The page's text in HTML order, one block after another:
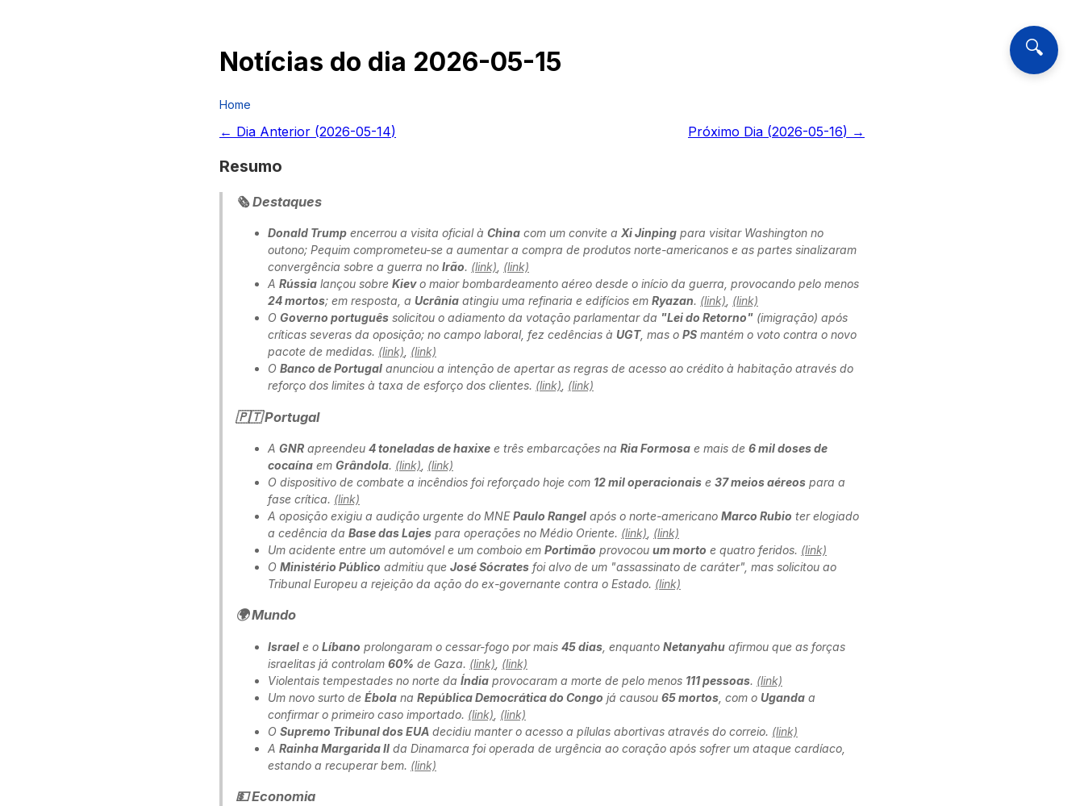
🔍
Notícias do dia 2026-05-15
Home
← Dia Anterior (2026-05-14) Próximo Dia (2026-05-16) →
Resumo
🗞️ Destaques
Donald Trump encerrou a visita oficial à China com um convite a Xi Jinping para visitar Washington no
outono; Pequim comprometeu-se a aumentar a compra de produtos norte-americanos e as partes sinalizaram
convergência sobre a guerra no Irão. (link) (link)
A Rússia lançou sobre Kievo maior bombardeamento aéreo desde o início da guerra, provocando pelo menos
24 mortos; em resposta, a Ucrânia atingiu uma refinaria e edifícios em Ryazan. (link) (link)
O Governo português solicitou o adiamento da votação parlamentar da "Lei do Retorno" (imigração) após
críticas severas da oposição; no campo laboral, fez cedências à UGT, mas o PS mantém o voto contra o novo
pacote de medidas. (link) (link)
O Banco de Portugal anunciou a intenção de apertar as regras de acesso ao crédito à habitação através do
reforço dos limites à taxa de esforço dos clientes. (link) (link)
🇵🇹 Portugal
A GNR apreendeu 4 toneladas de haxixe e três embarcações na Ria Formosa e mais de 6 mil doses de
cocaína em Grândola. (link) (link)
O dispositivo de combate a incêndios foi reforçado hoje com 12 mil operacionais e 37 meios aéreos para a
fase crítica. (link)
A oposição exigiu a audição urgente do MNEPaulo Rangel após o norte-americano Marco Rubio ter elogiado
a cedência da Base das Lajes para operações no Médio Oriente. (link) (link)
Um acidente entre um automóvel e um comboio em Portimão provocou um morto e quatro feridos. (link)
O Ministério Público admitiu que José Sócrates foi alvo de um "assassinato de caráter", mas solicitou ao
Tribunal Europeu a rejeição da ação do ex-governante contra o Estado. (link)
🌍 Mundo
Israel e o Líbano prolongaram o cessar-fogo por mais 45 dias , enquanto Netanyahu afirmou que as forças
israelitas já controlam 60% de Gaza. (link) (link)
Violentais tempestades no norte da Índia provocaram a morte de pelo menos 111 pessoas. (link)
Um novo surto de Ébola na República Democrática do Congo já causou 65 mortos , com o Uganda a
confirmar o primeiro caso importado. (link) (link)
O Supremo Tribunal dos EUA decidiu manter o acesso a pílulas abortivas através do correio. (link)
A Rainha Margarida II da Dinamarca foi operada de urgência ao coração após sofrer um ataque cardíaco,
estando a recuperar bem. (link)
💵 Economia